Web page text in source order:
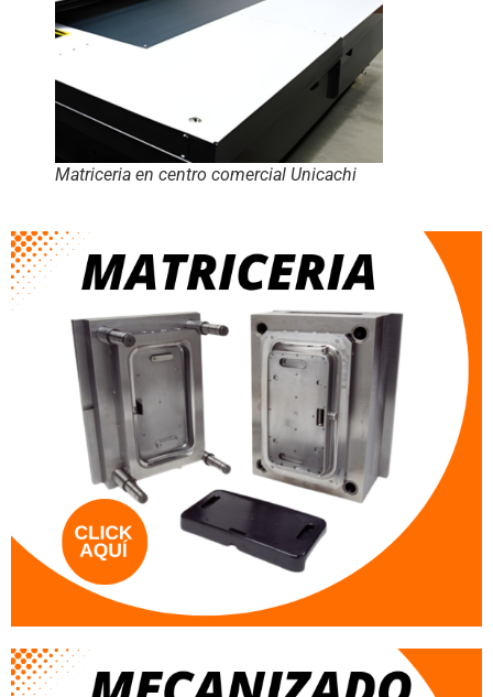
Matriceria en centro comercial Unicachi